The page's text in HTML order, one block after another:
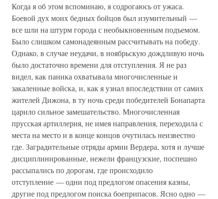
Когда я об этом вспоминаю, я содрогаюсь от ужаса.
Боевой дух моих бедных бойцов был изумительный —
все шли на штурм города с необыкновенным подъемом.
Было слишком самонадеянным рассчитывать на победу.
Однако, в случае неудачи, в ноябрьскую дождливую ночь
было достаточно времени для отступления. Я не раз
видел, как паника охватывала многочисленные и
закаленные войска, и, как я узнал впоследствии от самих
жителей Дижона, в ту ночь среди победителей Бонапарта
царило сильное замешательство. Многочисленная
прусская артиллерия, не имея направления, переходила с
места на место и в конце концов очутилась неизвестно
где. Заградительные отряды армии Вердера, хотя и лучше
дисциплинированные, нежели французские, поспешно
рассыпались по дорогам, где происходило
отступление — одни под предлогом опасения казны,
другие под предлогом поиска боеприпасов. Ясно одно —